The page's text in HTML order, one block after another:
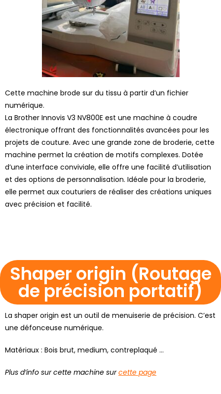
Cette machine brode sur du tissu à partir d’un fichier
numérique.
La Brother Innovis V3 NV800E est une machine à coudre
électronique offrant des fonctionnalités avancées pour les
projets de couture. Avec une grande zone de broderie, cette
machine permet la création de motifs complexes. Dotée
d’une interface conviviale, elle offre une facilité d’utilisation
et des options de personnalisation. Idéale pour la broderie,
elle permet aux couturiers de réaliser des créations uniques
avec précision et facilité.
Shaper origin (Routage
de précision portatif)
La shaper origin est un outil de menuiserie de précision. C’est
une défonceuse numérique.
Matériaux : Bois brut, medium, contreplaqué …
Plus d’info sur cette machine surcette page